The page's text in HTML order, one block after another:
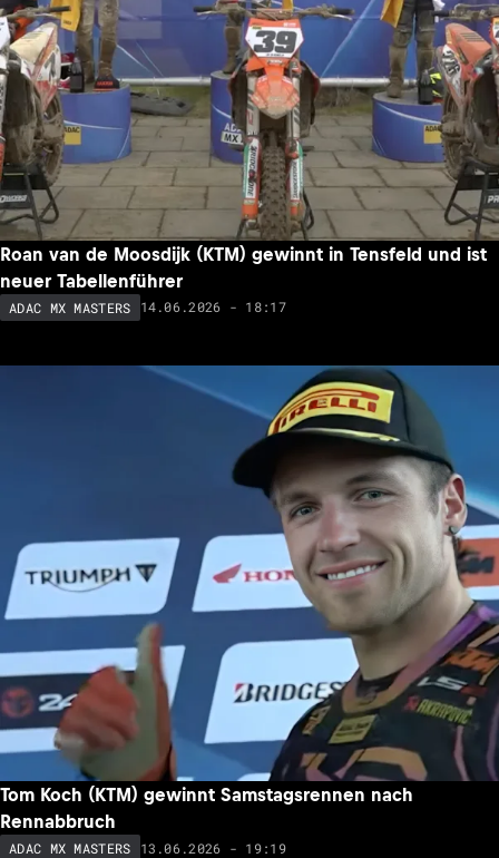
Roan van de Moosdijk (KTM) gewinnt in Tensfeld und ist
neuer Tabellenführer
ADAC MX MASTERS 14.06.2026 - 18:17
Tom Koch (KTM) gewinnt Samstagsrennen nach
Rennabbruch
ADAC MX MASTERS 13.06.2026 - 19:19